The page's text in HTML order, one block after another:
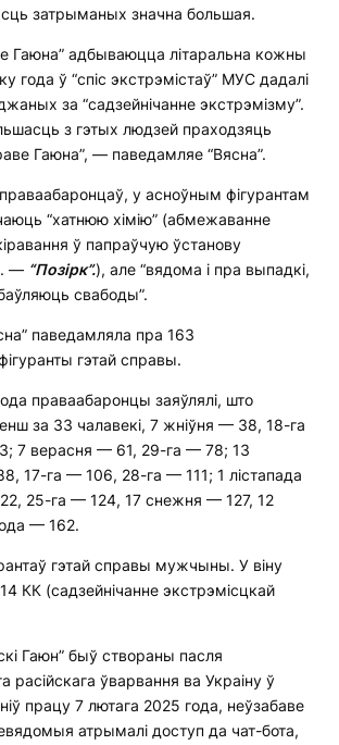
затрыманых значна большая.
Гаюна” адбываюцца літаральна кожны
года ў “спіс экстрэмістаў” МУС дадалі
за “садзейнічанне экстрэмізму”.
з гэтых людзей праходзяць
Гаюна”, — паведамляе “Вясна”.
у асноўным фігурантам
“хатнюю хімію” (абмежаванне
ў папраўчую ўстанову
— “Позірк”.), але “вядома і пра выпадкі,
свабоды”.
паведамляла пра 163
гэтай справы.
праваабаронцы заяўлялі, што
за 33 чалавекі, 7 жніўня — 38, 18-га
7 верасня — 61, 29-га — 78; 13
17-га — 106, 28-га — 111; 1 лістапада
25-га — 124, 17 снежня — 127, 12
— 162.
гэтай справы мужчыны. У віну
КК (садзейнічанне экстрэмісцкай
Гаюн” быў створаны пасля
расійскага ўварвання ва Украіну ў
працу 7 лютага 2025 года, неўзабаве
атрымалі доступ да чат-бота,